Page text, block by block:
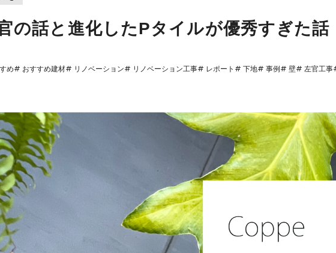
の話と進化したPタイルが優秀すぎた話
め# おすすめ建材# リノベーション# リノベーション工事# レポート # 下地# 事例# 壁# 左官工事